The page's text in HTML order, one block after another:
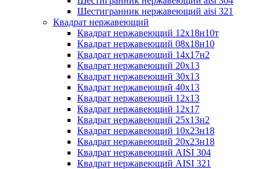
Шестигранник нержавеющий aisi 321
Квадрат нержавеющий
Квадрат нержавеющий 12х18н10т
Квадрат нержавеющий 08х18н10
Квадрат нержавеющий 14х17н2
Квадрат нержавеющий 20х13
Квадрат нержавеющий 30х13
Квадрат нержавеющий 40х13
Квадрат нержавеющий 12х13
Квадрат нержавеющий 12х17
Квадрат нержавеющий 25х13н2
Квадрат нержавеющий 10х23н18
Квадрат нержавеющий 20х23н18
Квадрат нержавеющий AISI 304
Квадрат нержавеющий AISI 321